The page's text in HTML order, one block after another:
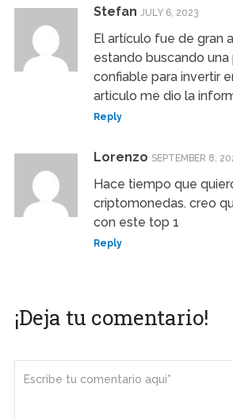
Stefan JULY 6, 2023
El artículo fue de gran
estando buscando
confiable para invertir
articulo me dio la
Reply
Lorenzo SEPTEMBER 8,
Hace tiempo que
criptomonedas. creo
con este top 1
Reply
¡Deja tu comentario!